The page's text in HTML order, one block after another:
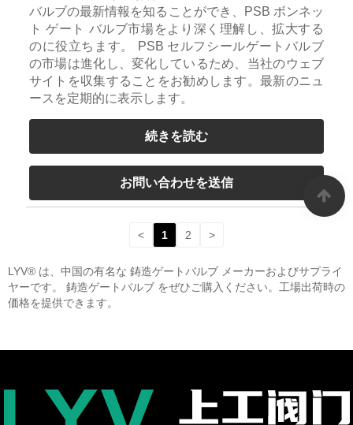
バルブの最新情報を知ることができ、PSB ボンネッ
ト ゲート バルブ市場をより深く理解し、拡大する
のに役立ちます。 PSB セルフシールゲートバルブ
の市場は進化し、変化しているため、当社のウェブ
サイトを収集することをお勧めします。最新のニュ
ースを定期的に表示します。
続きを読む
お問い合わせを送信
< 1 2 >
LYV® は、中国の有名な 鋳造ゲートバルブ メーカーおよびサプライ
ヤーです。 鋳造ゲートバルブ をぜひご購入ください。工場出荷時の
価格を提供できます。